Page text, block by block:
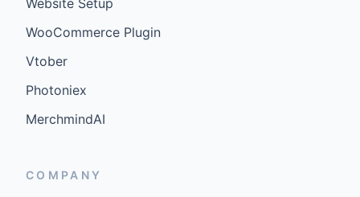
Website Setup
WooCommerce Plugin
Vtober
Photoniex
MerchmindAI
COMPANY